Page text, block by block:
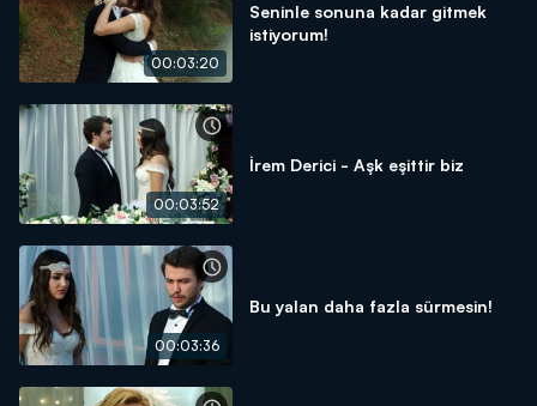
00:03:20
Seninle sonuna kadar gitmek
istiyorum!
00:03:52
İrem Derici - Aşk eşittir biz
00:03:36
Bu yalan daha fazla sürmesin!